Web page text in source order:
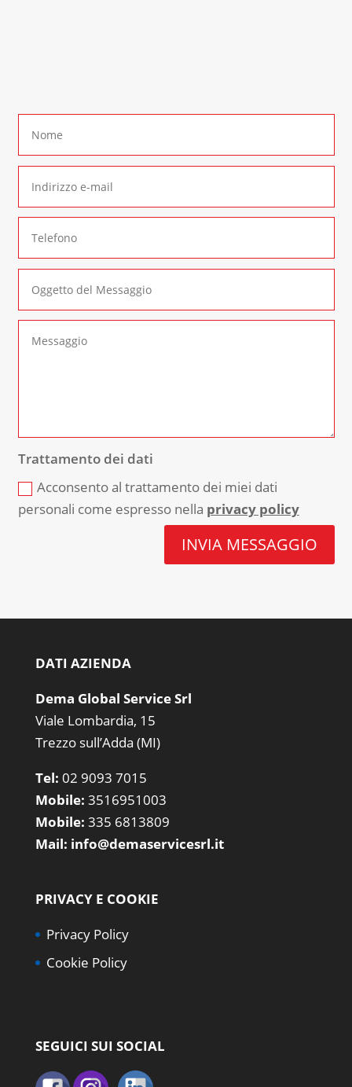
Trattamento dei dati
Acconsento al trattamento dei miei dati
personali come espresso nella privacy policy
INVIA MESSAGGIO
DATI AZIENDA
Dema Global Service Srl
Viale Lombardia, 15
Trezzo sull’Adda (MI)
Tel: 02 9093 7015
Mobile: 3516951003
Mobile: 335 6813809
Mail: info@demaservicesrl.it
PRIVACY E COOKIE
Privacy Policy
Cookie Policy
SEGUICI SUI SOCIAL